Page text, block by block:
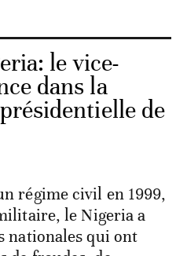
le vice-
dans la
de
régime civil en 1999,
le Nigeria a
nationales qui ont